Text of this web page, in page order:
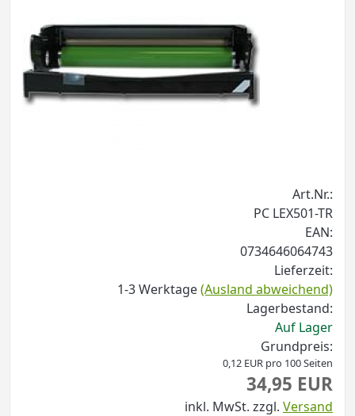
Art.Nr.:
PC LEX501-TR
EAN:
0734646064743
Lieferzeit:
1-3 Werktage(Ausland abweichend)
Lagerbestand:
Auf Lager
Grundpreis:
0,12 EUR pro 100 Seiten
34,95 EUR
inkl. MwSt. zzgl. Versand